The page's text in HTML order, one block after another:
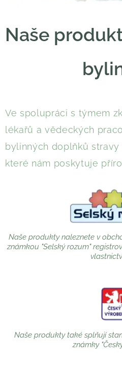
Naše
Ve spolupráci s týmem
lékařů a vědeckých
bylinných doplňků
které nám poskytuje
Naše produkty naleznete v
známkou "Selský rozum"
Naše produkty také splňují
známky